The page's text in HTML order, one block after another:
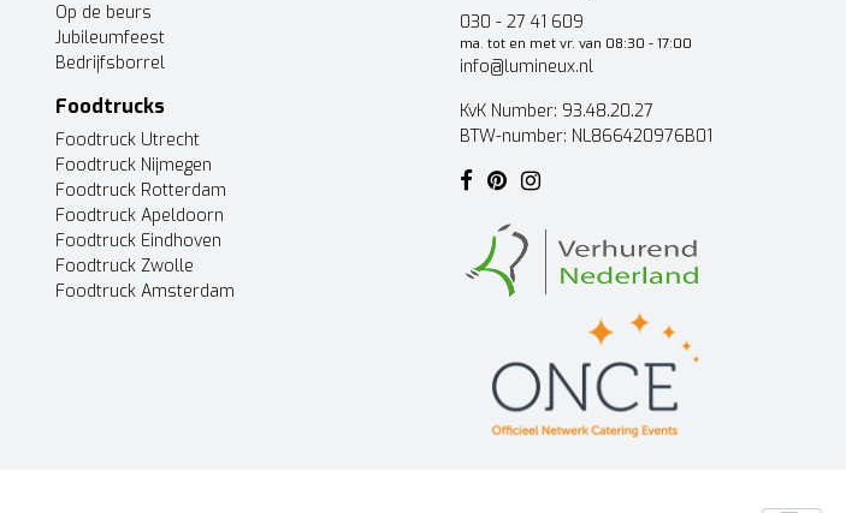
Op de beurs
Jubileumfeest
Bedrijfsborrel
Foodtrucks
Foodtruck Utrecht
Foodtruck Nijmegen
Foodtruck Rotterdam
Foodtruck Apeldoorn
Foodtruck Eindhoven
Foodtruck Zwolle
Foodtruck Amsterdam
030 - 27 41 609
ma. tot en met vr. van 08:30 - 17:00
info@lumineux.nl
KvK Number: 93.48.20.27
BTW-number: NL866420976B01